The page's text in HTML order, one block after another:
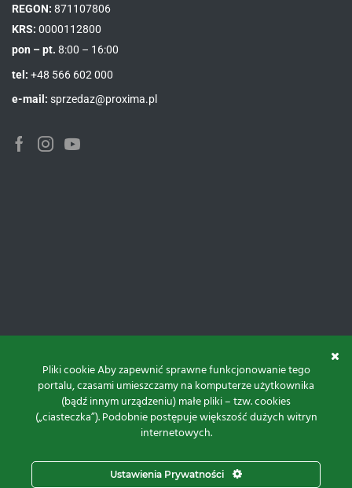
REGON: 871107806
KRS: 0000112800
pon – pt. 8:00 – 16:00
tel: +48 566 602 000
e-mail: sprzedaz@proxima.pl
FacebookInstagramYoutube
Pliki cookie Aby zapewnić sprawne funkcjonowanie tego
portalu, czasami umieszczamy na komputerze użytkownika
(bądź innym urządzeniu) małe pliki – tzw. cookies
(„ciasteczka”). Podobnie postępuje większość dużych witryn
internetowych.
Ustawienia Prywatności